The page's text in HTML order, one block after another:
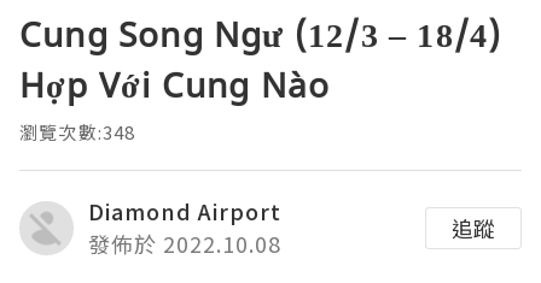
Cung Song Ngư (12/3 – 18/4)
Hợp Với Cung Nào
瀏覽次數:348
Diamond Airport
發佈於 2022.10.08
追蹤